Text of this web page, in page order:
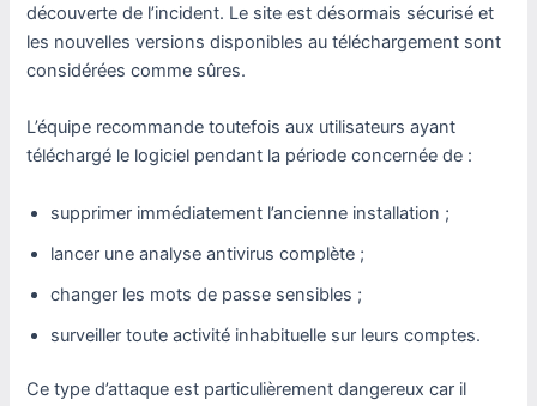
découverte de l’incident. Le site est désormais sécurisé et
les nouvelles versions disponibles au téléchargement sont
considérées comme sûres.
L’équipe recommande toutefois aux utilisateurs ayant
téléchargé le logiciel pendant la période concernée de :
supprimer immédiatement l’ancienne installation ;
lancer une analyse antivirus complète ;
changer les mots de passe sensibles ;
surveiller toute activité inhabituelle sur leurs comptes.
Ce type d’attaque est particulièrement dangereux car il